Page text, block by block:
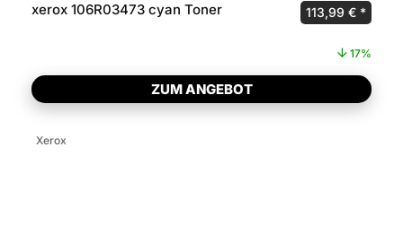
xerox 106R03473 cyan Toner Ursprünglicher
113,99 €
17%
ZUM ANGEBOT
Xerox